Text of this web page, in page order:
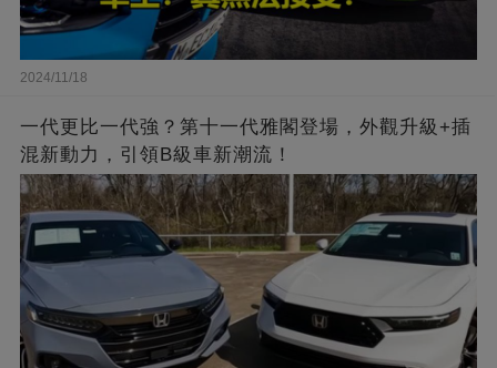
2024/11/18
一代更比一代強？第十一代雅閣登場，外觀升級+插
混新動力，引領B級車新潮流！